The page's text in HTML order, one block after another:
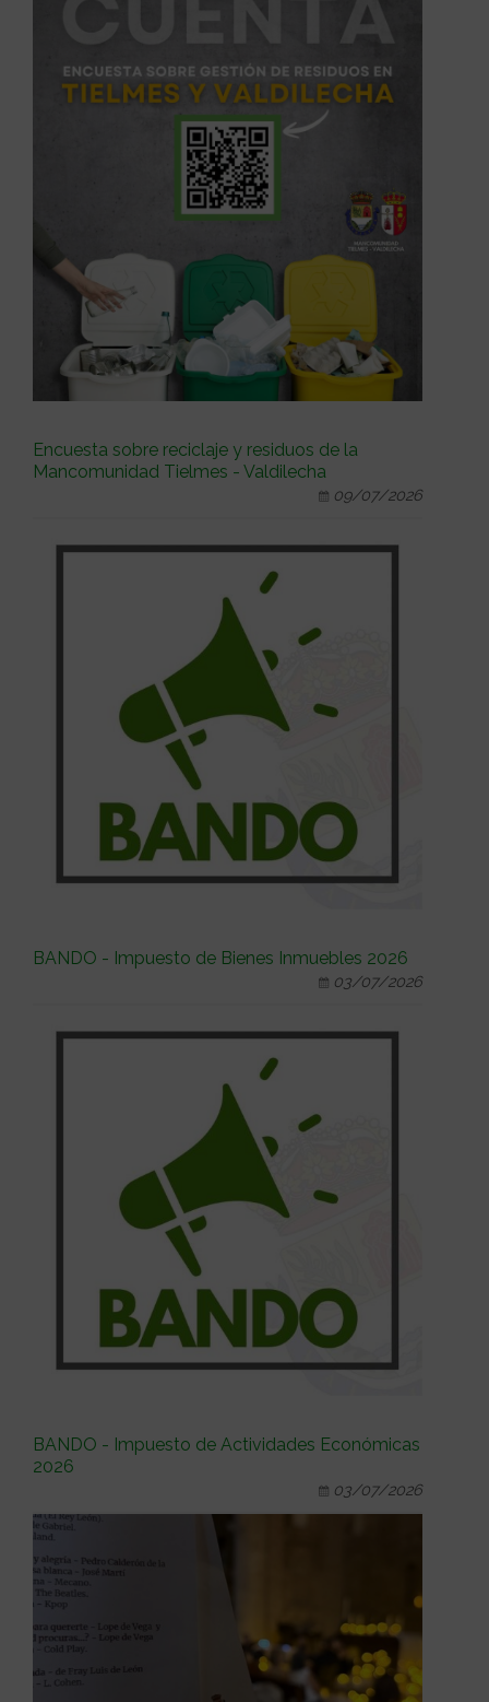
Encuesta sobre reciclaje y residuos de la
Mancomunidad Tielmes - Valdilecha
09/07/2026
BANDO - Impuesto de Bienes Inmuebles 2026
03/07/2026
BANDO - Impuesto de Actividades Económicas
2026
03/07/2026